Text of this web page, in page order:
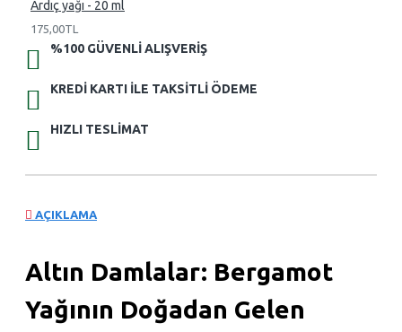
Ardıç yağı - 20 ml
175,00TL
%100 GÜVENLI ALIŞVERIŞ
KREDI KARTI ILE TAKSITLI ÖDEME
HIZLI TESLIMAT
AÇIKLAMA
Altın Damlalar: Bergamot
Yağının Doğadan Gelen